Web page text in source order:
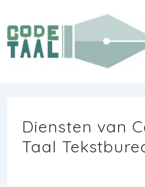
naar
hoofdinhoud
Diensten van
Taal